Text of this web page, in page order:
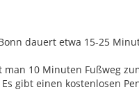
dauert etwa 15-25
10 Minuten Fußweg
gibt einen kostenlosen